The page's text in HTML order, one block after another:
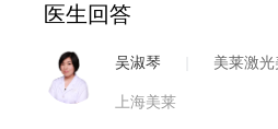
医生回答
吴淑琴 美莱激
上海美莱